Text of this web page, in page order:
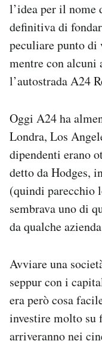
l’idea per il nome
definitiva di
peculiare punto di
mentre con
l’autostrada A24
Oggi A24 ha
Londra, Los
dipendenti erano
detto da Hodges,
(quindi parecchio
sembrava uno di
da qualche
Avviare una
seppur con i
era però cosa
investire molto su
arriveranno nei